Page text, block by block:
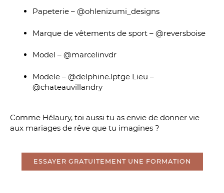
Papeterie – @ohlenizumi_designs
Marque de vêtements de sport – @reversboise
Model – @marcelinvdr
Modele – @delphine.lptge Lieu –
@chateauvillandry
Comme Hélaury, toi aussi tu as envie de donner vie
aux mariages de rêve que tu imagines ?
ESSAYER GRATUITEMENT UNE FORMATION